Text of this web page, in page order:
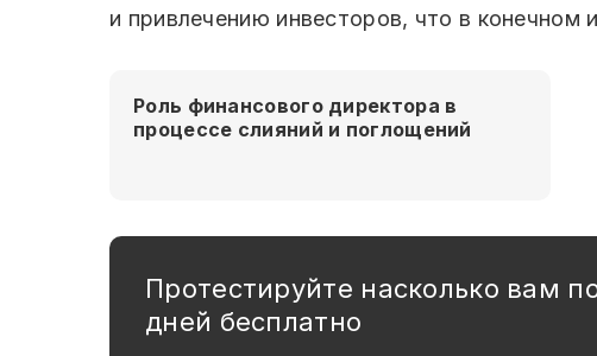
и привлечению инвесторов, что в конечном
Роль финансового директора в
процессе слияний и поглощений
Протестируйте насколько вам
дней бесплатно